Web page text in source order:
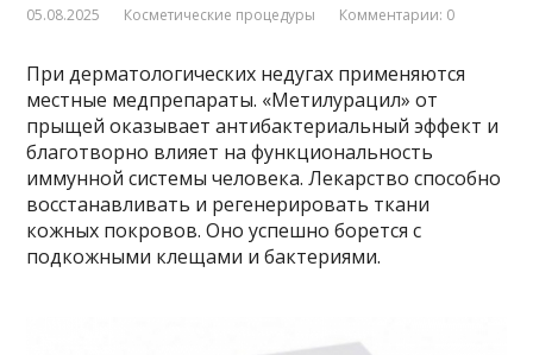
05.08.2025 Косметические процедуры Комментарии: 0
При дерматологических недугах применяются
местные медпрепараты. «Метилурацил» от
прыщей оказывает антибактериальный эффект и
благотворно влияет на функциональность
иммунной системы человека. Лекарство способно
восстанавливать и регенерировать ткани
кожных покровов. Оно успешно борется с
подкожными клещами и бактериями.